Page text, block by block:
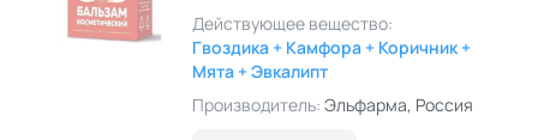
Действующее вещество:
Гвоздика + Камфора + Коричник +
Мята + Эвкалипт
Производитель: Эльфарма, Россия